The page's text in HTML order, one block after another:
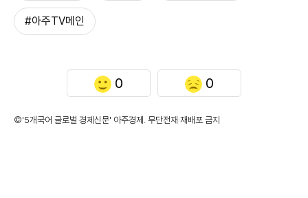
#아주TV메인
0 0
©'5개국어 글로벌 경제신문' 아주경제. 무단전재·재배포 금지